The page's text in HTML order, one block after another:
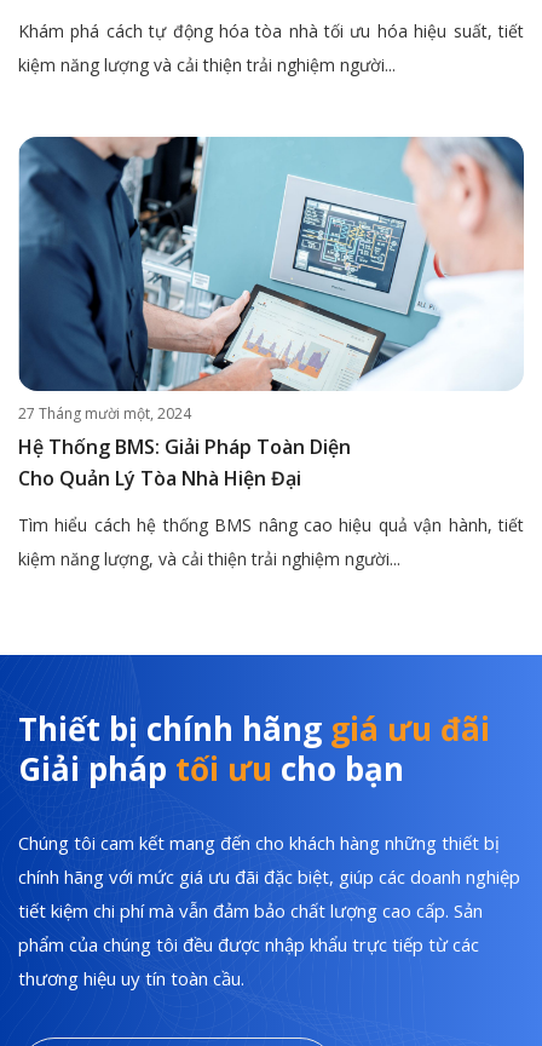
Khám phá cách tự động hóa tòa nhà tối ưu hóa hiệu suất, tiết
kiệm năng lượng và cải thiện trải nghiệm người...
27 Tháng mười một, 2024
Hệ Thống BMS: Giải Pháp Toàn Diện
Cho Quản Lý Tòa Nhà Hiện Đại
Tìm hiểu cách hệ thống BMS nâng cao hiệu quả vận hành, tiết
kiệm năng lượng, và cải thiện trải nghiệm người...
Thiết bị chính hãng giá ưu đãi
Giải pháp tối ưu cho bạn
Chúng tôi cam kết mang đến cho khách hàng những thiết bị
chính hãng với mức giá ưu đãi đặc biệt, giúp các doanh nghiệp
tiết kiệm chi phí mà vẫn đảm bảo chất lượng cao cấp. Sản
phẩm của chúng tôi đều được nhập khẩu trực tiếp từ các
thương hiệu uy tín toàn cầu.